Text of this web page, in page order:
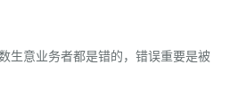
生意业务者都是错的，错误重要是被